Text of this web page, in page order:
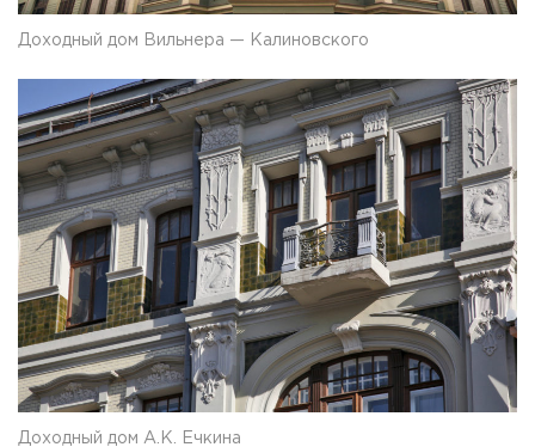
Доходный дом Вильнера — Калиновского
Доходный дом А.К. Ечкина